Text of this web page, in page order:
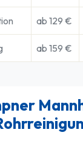
ab 129 €
ab 159 €